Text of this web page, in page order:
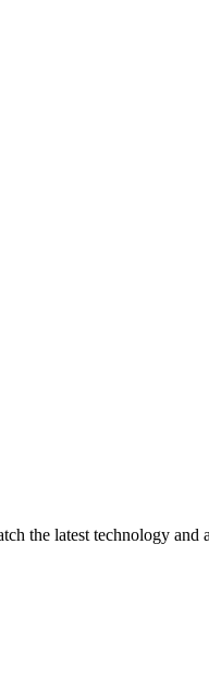
the latest technology